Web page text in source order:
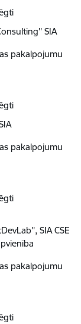
SIA
pakalpojumu
pakalpojumu
SIA CSE
pakalpojumu